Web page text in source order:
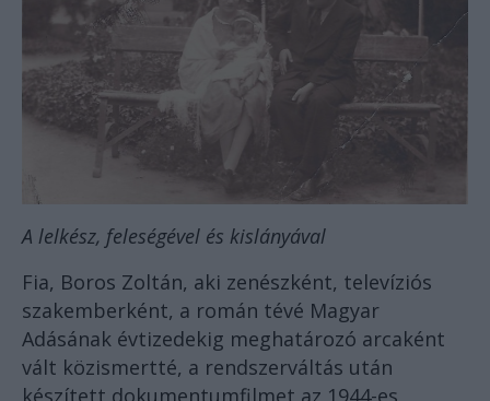
A lelkész, feleségével és kislányával
Fia, Boros Zoltán, aki zenészként, televíziós
szakemberként, a román tévé Magyar
Adásának évtizedekig meghatározó arcaként
vált közismertté, a rendszerváltás után
készített dokumentumfilmet az 1944-es